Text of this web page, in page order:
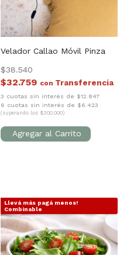
Velador Callao Móvil Pinza
$38.540
$32.759 con
3 cuotas sin interés de $12.847
6 cuotas sin interés de $6.423
(superando los $300.000)
Llevá más pagá menos!
Combinable